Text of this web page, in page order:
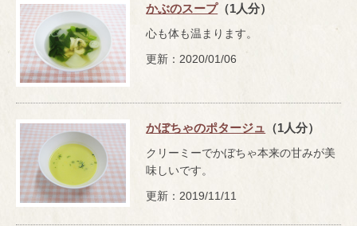
かぶのスープ（1人分）
心も体も温まります。
更新：2020/01/06
かぼちゃのポタージュ （1人分）
クリーミーでかぼちゃ本来の甘みが美
味しいです。
更新：2019/11/11